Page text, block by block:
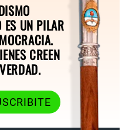
ES UN PILAR
CREEN